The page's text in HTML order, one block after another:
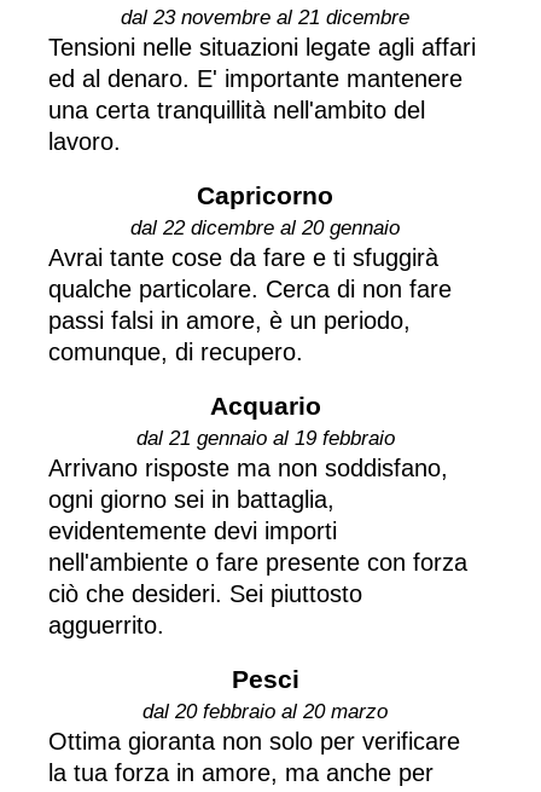
dal 23 novembre al 21 dicembre
Tensioni nelle situazioni legate agli affari
ed al denaro. E' importante mantenere
una certa tranquillità nell'ambito del
lavoro.
Capricorno
dal 22 dicembre al 20 gennaio
Avrai tante cose da fare e ti sfuggirà
qualche particolare. Cerca di non fare
passi falsi in amore, è un periodo,
comunque, di recupero.
Acquario
dal 21 gennaio al 19 febbraio
Arrivano risposte ma non soddisfano,
ogni giorno sei in battaglia,
evidentemente devi importi
nell'ambiente o fare presente con forza
ciò che desideri. Sei piuttosto
agguerrito.
Pesci
dal 20 febbraio al 20 marzo
Ottima gioranta non solo per verificare
la tua forza in amore, ma anche per